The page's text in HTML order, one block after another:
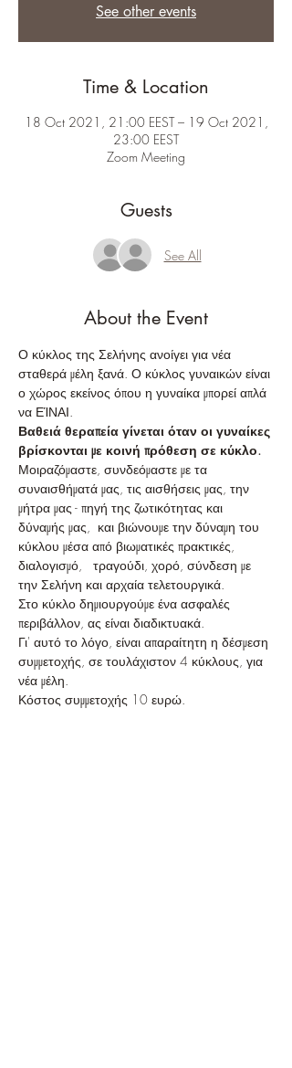
See other events
Time & Location
18 Oct 2021, 21:00 EEST – 19 Oct 2021,
23:00 EEST
Zoom Meeting
Guests
See All
About the Event
Ο κύκλος της Σελήνης ανοίγει για νέα
σταθερά μέλη ξανά. Ο κύκλος γυναικών είναι
ο χώρος εκείνος όπου η γυναίκα μπορεί απλά
να ΕΊΝΑΙ.
Βαθειά θεραπεία γίνεται όταν οι γυναίκες
βρίσκονται με κοινή πρόθεση σε κύκλο.
Μοιραζόμαστε, συνδεόμαστε με τα
συναισθήματά μας, τις αισθήσεις μας, την
μήτρα μας - πηγή της ζωτικότητας και
δύναμής μας,  και βιώνουμε την δύναμη του
κύκλου μέσα από βιωματικές πρακτικές,
διαλογισμό,   τραγούδι, χορό, σύνδεση με
την Σελήνη και αρχαία τελετουργικά.
Στο κύκλο δημιουργούμε ένα ασφαλές
περιβάλλον, ας είναι διαδικτυακά.
Γι' αυτό το λόγο, είναι απαραίτητη η δέσμεση
συμμετοχής, σε τουλάχιστον 4 κύκλους, για
νέα μέλη.
Κόστος συμμετοχής 10 ευρώ.